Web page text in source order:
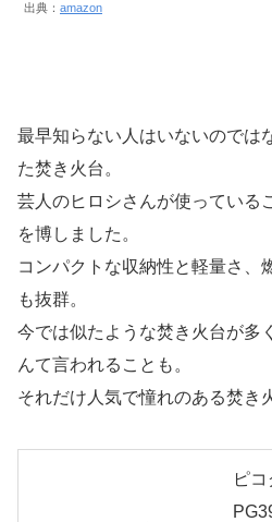
出典： amazon
最早知らない人はいないのでは
た焚き火台。
芸人のヒロシさんが使っている
を博しました。
コンパクトな収納性と軽量さ、
も抜群。
今では似たような焚き火台が多
んて言われることも。
それだけ人気で憧れのある焚き
ピ